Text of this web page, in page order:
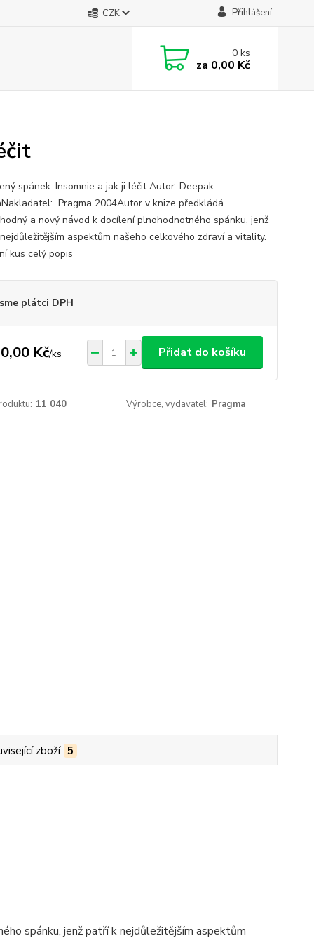
CZK Přihlášení
0ks
za 0,00 Kč
spánek: Insomnie a jak ji léčit Autor: Deepak
Pragma 2004Autor v knize předkládá
a nový návod k docílení plnohodnotného spánku, jenž
aspektům našeho celkového zdraví a vitality.
kus celý popis
plátci DPH
Kč/ks Přidat do košíku
11 040 Výrobce, vydavatel: Pragma
zboží 5
spánku, jenž patří k nejdůležitějším aspektům